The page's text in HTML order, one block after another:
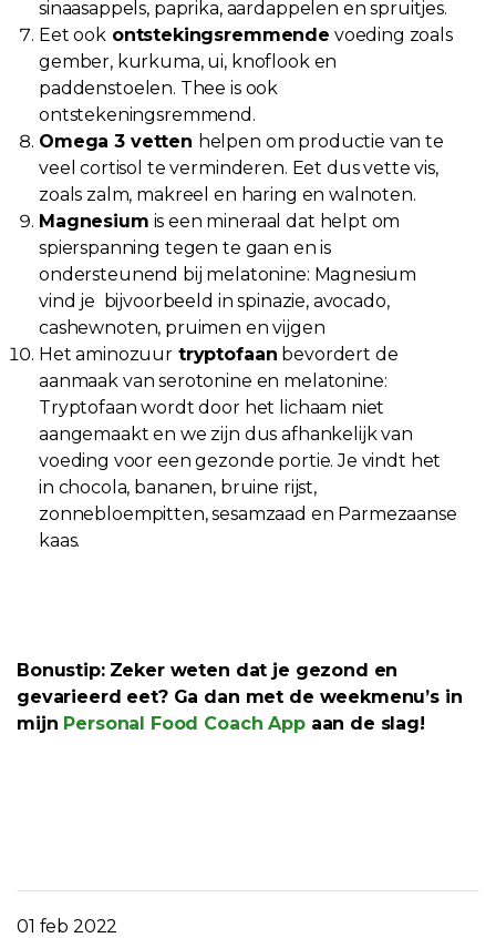
sinaasappels, paprika, aardappelen en spruitjes.
Eet ook ontstekingsremmende voeding zoals
gember, kurkuma, ui, knoflook en
paddenstoelen. Thee is ook
ontstekeningsremmend.
Omega 3 vetten helpen om productie van te
veel cortisol te verminderen. Eet dus vette vis,
zoals zalm, makreel en haring en walnoten.
Magnesium is een mineraal dat helpt om
spierspanning tegen te gaan en is
ondersteunend bij melatonine: Magnesium
vind je bijvoorbeeld in spinazie, avocado,
cashewnoten, pruimen en vijgen
Het aminozuur tryptofaan bevordert de
aanmaak van serotonine en melatonine:
Tryptofaan wordt door het lichaam niet
aangemaakt en we zijn dus afhankelijk van
voeding voor een gezonde portie. Je vindt het
in chocola, bananen, bruine rijst,
zonnebloempitten, sesamzaad en Parmezaanse
kaas.
Bonustip: Zeker weten dat je gezond en
gevarieerd eet? Ga dan met de weekmenu’s in
mijn Personal Food Coach Appaan de slag!
01 feb 2022